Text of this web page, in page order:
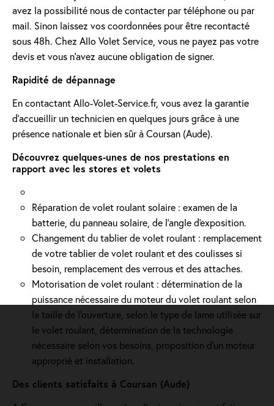
avez la possibilité nous de contacter par téléphone ou par
mail. Sinon laissez vos coordonnées pour être recontacté
sous 48h. Chez Allo Volet Service, vous ne payez pas votre
devis et vous n'avez aucune obligation de signer.
Rapidité de dépannage
En contactant Allo-Volet-Service.fr, vous avez la garantie
d'accueillir un technicien en quelques jours grâce à une
présence nationale et bien sûr à Coursan (Aude).
Découvrez quelques-unes de nos prestations en
rapport avec les stores et volets
Réparation de volet roulant solaire : examen de la
batterie, du panneau solaire, de l'angle d'exposition.
Changement du tablier de volet roulant : remplacement
de votre tablier de volet roulant et des coulisses si
besoin, remplacement des verrous et des attaches.
Motorisation de volet roulant : détermination de la
puissance nécessaire du moteur du volet roulant selon
la taille de l’ouverture, selon le type de lame utilisée sur
le volet roulant, détermination de la technologie
nécessaire selon vos besoins, proposition d'un moteur
approprié et installation.
Des clients satisfaits à Coursan (Aude)